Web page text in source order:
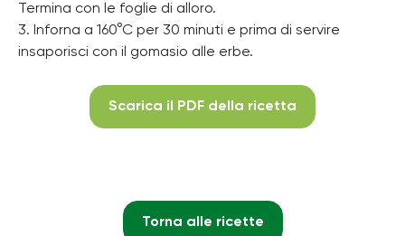
Termina con le foglie di alloro.
3. Inforna a 160°C per 30 minuti e prima di servire
insaporisci con il gomasio alle erbe.
Scarica il PDF della ricetta
Torna alle ricette